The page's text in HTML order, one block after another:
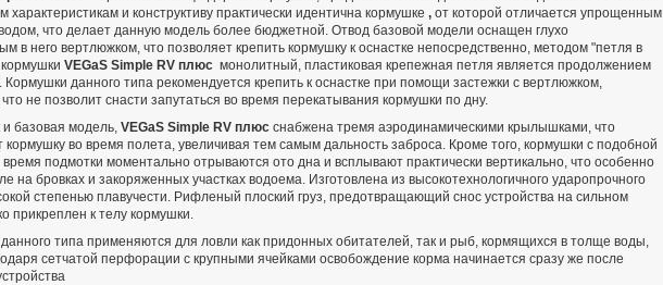
характеристикам и конструктиву практически идентична кормушке , от которой отличается упрощенным
что делает данную модель более бюджетной. Отвод базовой модели оснащен глухо
в него вертлюжком, что позволяет крепить кормушку к оснастке непосредственно, методом "петля в
VEGaS Simple RV плюсмонолитный, пластиковая крепежная петля является продолжением
Кормушки данного типа рекомендуется крепить к оснастке при помощи застежки с вертлюжком,
не позволит снасти запутаться во время перекатывания кормушки по дну.
и базовая модель, VEGaS Simple RV плюс снабжена тремя аэродинамическими крылышками, что
кормушку во время полета, увеличивая тем самым дальность заброса. Кроме того, кормушки с подобной
время подмотки моментально отрываются ото дна и всплывают практически вертикально, что особенно
на бровках и закоряженных участках водоема. Изготовлена из высокотехнологичного ударопрочного
степенью плавучести. Рифленый плоский груз, предотвращающий снос устройства на сильном
прикреплен к телу кормушки.
типа применяются для ловли как придонных обитателей, так и рыб, кормящихся в толще воды,
сетчатой перфорации с крупными ячейками освобождение корма начинается сразу же после